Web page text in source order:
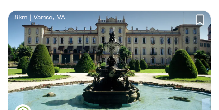
8km | Varese, VA